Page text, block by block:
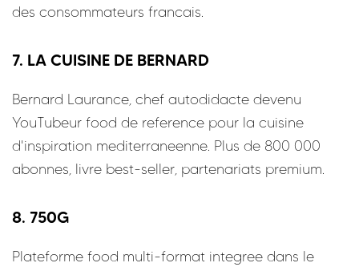
des consommateurs francais.
7. LA CUISINE DE BERNARD
Bernard Laurance, chef autodidacte devenu
YouTubeur food de reference pour la cuisine
d'inspiration mediterraneenne. Plus de 800 000
abonnes, livre best-seller, partenariats premium.
8. 750G
Plateforme food multi-format integree dans le